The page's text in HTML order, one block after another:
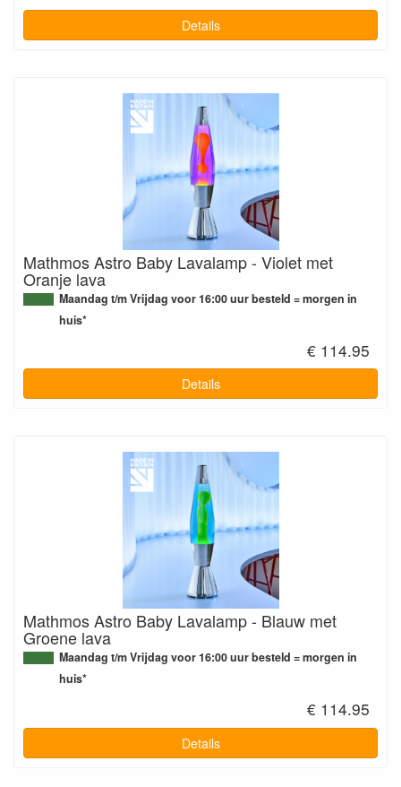
Details
Mathmos Astro Baby Lavalamp - Violet met
Oranje lava
Maandag t/m Vrijdag voor 16:00 uur besteld = morgen in
huis*
€ 114.95
Details
Mathmos Astro Baby Lavalamp - Blauw met
Groene lava
Maandag t/m Vrijdag voor 16:00 uur besteld = morgen in
huis*
€ 114.95
Details